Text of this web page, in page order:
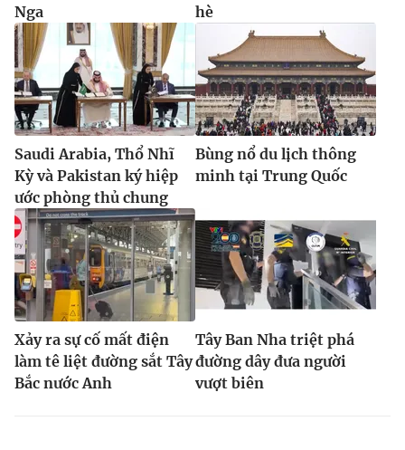
Nga
hè
Saudi Arabia, Thổ Nhĩ
Kỳ và Pakistan ký hiệp
ước phòng thủ chung
Bùng nổ du lịch thông
minh tại Trung Quốc
Xảy ra sự cố mất điện
làm tê liệt đường sắt Tây
Bắc nước Anh
Tây Ban Nha triệt phá
đường dây đưa người
vượt biên